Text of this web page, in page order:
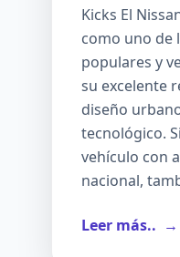
Kicks El
como uno de
populares y
su excelente
diseño
tecnológico.
vehículo con
nacional,
Leer más.. →